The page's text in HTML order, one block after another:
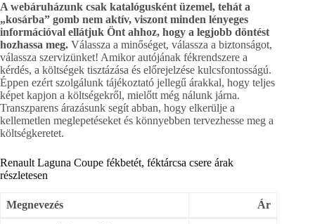
A webáruházunk csak katalógusként üzemel, tehát a
„kosárba” gomb nem aktív, viszont minden lényeges
információval ellátjuk Önt ahhoz, hogy a legjobb döntést
hozhassa meg. Válassza a minőséget, válassza a biztonságot,
válassza szervizünket! Amikor autójának fékrendszere a
kérdés, a költségek tisztázása és előrejelzése kulcsfontosságú.
Éppen ezért szolgálunk tájékoztató jellegű árakkal, hogy teljes
képet kapjon a költségekről, mielőtt még nálunk járna.
Transzparens árazásunk segít abban, hogy elkerülje a
kellemetlen meglepetéseket és könnyebben tervezhesse meg a
költségkeretet.
Renault Laguna Coupe fékbetét, féktárcsa csere árak
részletesen
Megnevezés Ár